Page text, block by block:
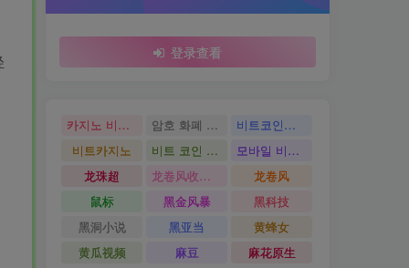
登录查看
카지노 비트코인 암호 화폐 카지노
비트코인카지노
비트카지노
비트 코인 온라인 카지노
모바일 비트 코인 카지노
龙珠超
龙卷风收音机
龙卷风
鼠标
黑金风暴
黑科技
黑洞小说
黑亚当
黄蜂女
黄瓜视频
麻豆 麻花原生